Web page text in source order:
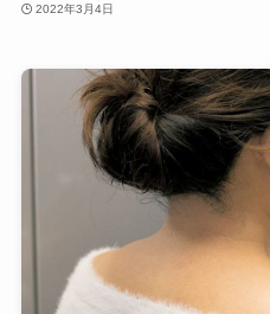
2022年3月4日